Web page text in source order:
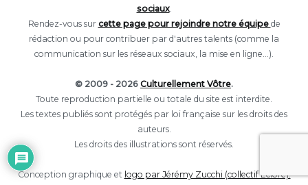
sociaux.
Rendez-vous sur cette page pour rejoindre notre équipe de
rédaction ou pour contribuer par d'autres talents (comme la
communication sur les réseaux sociaux, la mise en ligne...).
© 2009 - 2026 Culturellement Vôtre.
Toute reproduction partielle ou totale du site est interdite.
Les textes publiés sont protégés par loi française sur les droits des
auteurs.
Les droits des illustrations sont réservés.
Conception graphique et logo par Jérémy Zucchi (collectif Eclore).